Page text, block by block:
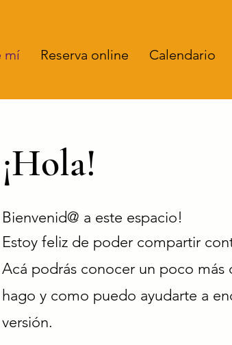
mí Reserva online Calendario
¡Hola!
Bienvenid@ a este espacio!
Estoy feliz de poder compartir
Acá podrás conocer un poco más
hago y como puedo ayudarte a
versión.